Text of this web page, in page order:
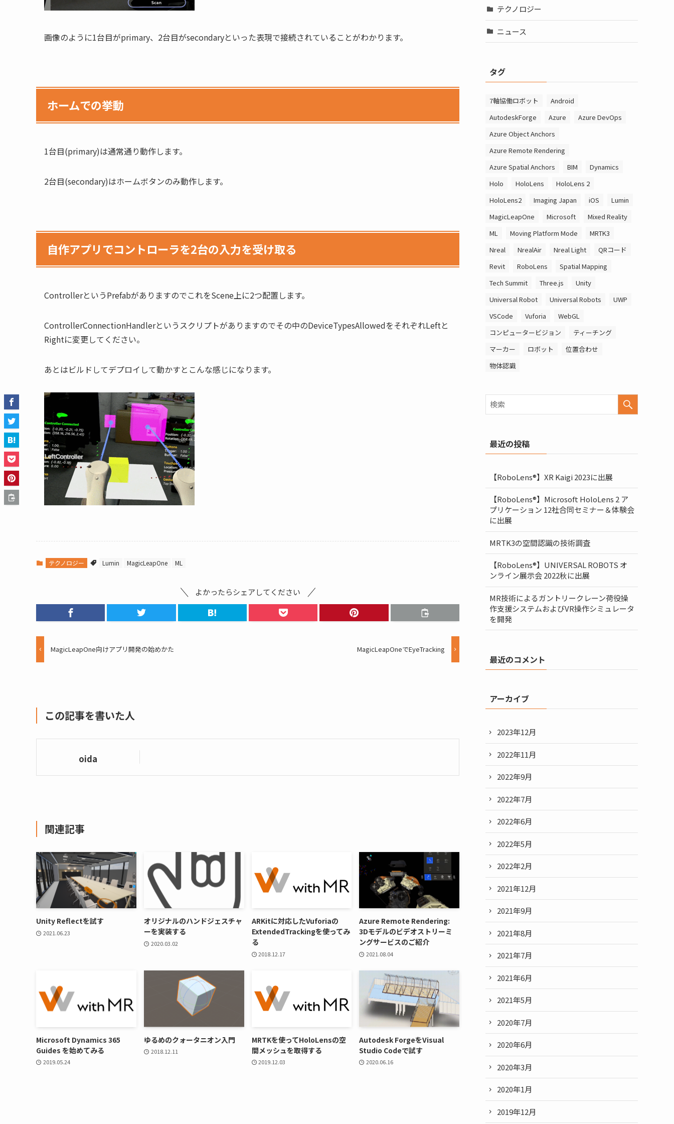
画像のように1台目がprimary、2台目がsecondaryといった表現で接続されていることがわかります。
ホームでの挙動
1台目(primary)は通常通り動作します。
2台目(secondary)はホームボタンのみ動作します。
自作アプリでコントローラを2台の入力を受け取る
ControllerというPrefabがありますのでこれをScene上に2つ配置します。
ControllerConnectionHandlerというスクリプトがありますのでその中のDeviceTypesAllowedをそれぞれLeftと
Rightに変更してください。
あとはビルドしてデプロイして動かすとこんな感じになります。
テクノロジー Lumin MagicLeapOne ML
よかったらシェアしてください
MagicLeapOne向けアプリ開発の始めかた MagicLeapOneでEyeTracking
この記事を書いた人
oida
関連記事
Unity Reflectを試す
2021.06.23
オリジナルのハンドジェスチャ
ーを実装する
2020.03.02
ARKitに対応したVuforiaの
ExtendedTrackingを使ってみ
る
2018.12.17
Azure Remote Rendering:
3Dモデルのビデオストリーミ
ングサービスのご紹介
2021.08.04
Microsoft Dynamics 365
Guides を始めてみる
2019.05.24
ゆるめのクォータニオン入門
2018.12.11
MRTKを使ってHoloLensの空
間メッシュを取得する
2019.12.03
Autodesk ForgeをVisual
Studio Codeで試す
2020.06.16
テクノロジー
ニュース
タグ
7軸協働ロボット
Android
AutodeskForge
Azure
Azure DevOps
Azure Object Anchors
Azure Remote Rendering
Azure Spatial Anchors
BIM
Dynamics
Holo
HoloLens
HoloLens 2
HoloLens2
Imaging Japan iOS
Lumin
MagicLeapOne
Microsoft
Mixed Reality
ML
Moving Platform Mode
MRTK3
Nreal
NrealAir Nreal Light
QRコード
Revit
RoboLens
Spatial Mapping
Tech Summit
Three.js
Unity
Universal Robot
Universal Robots
UWP
VSCode
Vuforia
WebGL
コンピュータービジョン
ティーチング
マーカー
ロボット
位置合わせ
物体認識
最近の投稿
【RoboLens®】XR Kaigi 2023に出展
【RoboLens®】Microsoft HoloLens 2 ア
プリケーション 12社合同セミナー＆体験会
に出展
MRTK3の空間認識の技術調査
【RoboLens®】UNIVERSAL ROBOTS オ
ンライン展示会 2022秋に出展
MR技術によるガントリークレーン荷役操
作支援システムおよびVR操作シミュレータ
を開発
最近のコメント
アーカイブ
2023年12月
2022年11月
2022年9月
2022年7月
2022年6月
2022年5月
2022年2月
2021年12月
2021年9月
2021年8月
2021年7月
2021年6月
2021年5月
2020年7月
2020年6月
2020年3月
2020年1月
2019年12月